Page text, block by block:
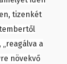
tizenkét
a
növekvő